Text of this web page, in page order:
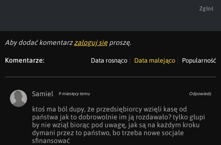
Zgłoś
Aby dodać komentarzzaloguj się proszę.
Komentarze: Data rosnąco Data malejąco Popularność
Samiel 9 miesięcy temu Odpowiedz
ktoś ma ból dupy, że przedsiębiorcy wzięli kasę od
państwa jak to dobrowolnie im ją rozdawało? tylko głupi
by nie wziął biorąc pod uwagę, jak są na każdym kroku
dymani przez to państwo, bo trzeba nowe socjale
sfinansować